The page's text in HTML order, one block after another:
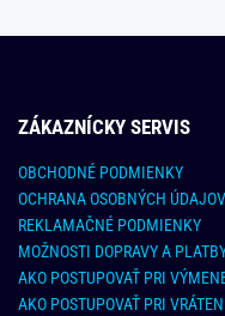
ZÁKAZNÍCKY SERVIS
OBCHODNÉ PODMIENKY
OCHRANA OSOBNÝCH ÚDAJOV
REKLAMAČNÉ PODMIENKY
MOŽNOSTI DOPRAVY A
AKO POSTUPOVAŤ PRI
AKO POSTUPOVAŤ PRI